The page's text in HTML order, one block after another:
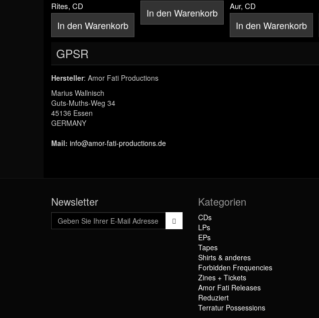
Rites, CD
In den Warenkorb
In den Warenkorb
Aur, CD
In den Warenkorb
GPSR
Hersteller: Amor Fati Productions
Marius Wallnisch
Guts-Muths-Weg 34
45136 Essen
GERMANY
Mail: info@amor-fati-productions.de
Newsletter Kategorien
CDs
LPs
EPs
Tapes
Shirts & anderes
Forbidden Frequencies
Zines + Tickets
Amor Fati Releases
Reduziert
Terratur Possessions